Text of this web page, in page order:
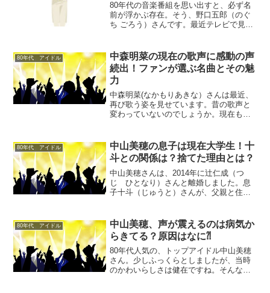
80年代の音楽番組を思い出すと、必ず名
前が浮かぶ存在。そう、野口五郎（のぐ
ち ごろう）さんです。最近テレビで見か
にしているのかな？」と、ふと気になっ
た人も多いのではない...
80年代 アイドル
中森明菜の現在の歌声に感動の声
続出！ファンが選ぶ名曲とその魅
力
中森明菜(なかもりあきな）さんは最近、
再び歌う姿を見せています。昔の歌声と
変わっていないのでしょうか。現在もそ
ません。感動したという声も多く、どの
曲が特に人気なのか気に...
80年代 アイドル
中山美穂の息子は現在大学生！十
斗との関係は？捨てた理由とは？
中山美穂さんは、2014年に辻仁成（つ
じ ひとなり）さんと離婚しました。息
子十斗（じゅうと）さんが、父親と住む
て、調べてみました。中山美穂の息子は
現在大学生！十斗との関...
80年代 アイドル
中山美穂、声が震えるのは病気か
らきてる？原因はなに⁈
80年代人気の、トップアイドル中山美穂
さん。少しふっくらとしましたが、当時
のかわいらしさは健在ですね。そんな中